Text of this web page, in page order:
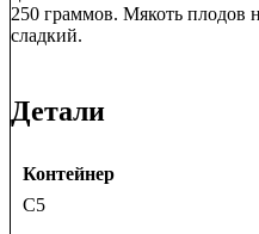
250 граммов. Мякоть плодов
сладкий.
Детали
Контейнер
C5